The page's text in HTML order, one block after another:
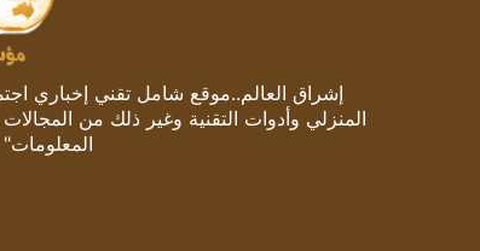
إشراق العالم..موقع شامل تقني إخباري
المنزلي وأدوات التقنية وغير ذلك من
المعلومات"